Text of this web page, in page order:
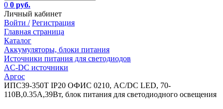
0 0 руб.
Личный кабинет
Войти / Регистрация
Главная страница
Каталог
Аккумуляторы, блоки питания
Источники питания для светодиодов
AC-DC источники
Аргос
ИПС39-350Т IP20 ОФИС 0210, AC/DC LED, 70-
110В,0.35А,39Вт, блок питания для светодиодного освещения